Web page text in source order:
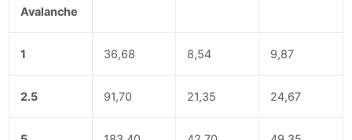
Avalanche
1 36,68 8,54 9,87
2.5 91,70 21,35 24,67